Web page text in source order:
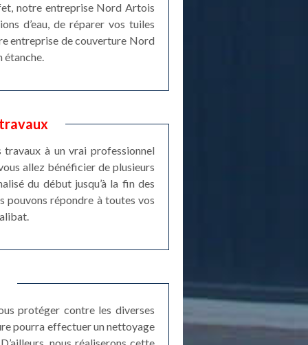
notre entreprise Nord Artois
d’eau, de réparer vos tuiles
entreprise de couverture Nord
étanche.
à un vrai professionnel
allez bénéficier de plusieurs
du début jusqu’à la fin des
pouvons répondre à toutes vos
protéger contre les diverses
pourra effectuer un nettoyage